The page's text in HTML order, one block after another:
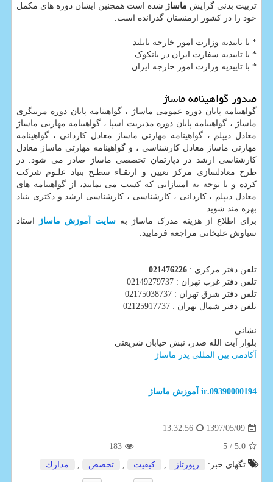
تربیت بدنی گرایش ماساژ شده است همچنین ایشان دوره های مکمل
خود را در کشور ارمنستان گذرانده است.
* با تاییدیه وزارت امور خارجه تایلند
* با تاییدیه سفارت ایران در بانکوک
* با تاییدیه وزارت امور خارجه ایران
صدور گواهینامه ماساژ
گواهینامه پایان دوره عمومی ماساژ ، گواهینامه پایان دوره مربیگری
ماساژ ، گواهینامه پایان دوره مدیریت اسپا ، گواهینامه مهارتی ماساژ
معادل دیپلم ، گواهینامه مهارتی ماساژ معادل کاردانی ، گواهینامه
مهارتی ماساژ معادل کارشناسی ، و گواهینامه مهارتی ماساژ معادل
کارشناسی ارشد در دپارتمان تخصصی ماساژ صادر می شود. در
طرح معادلسازی مركز تعيين و ارتقـاء سطـح بنياد علـوم شركت
كرده و با توجه به امتيازاتی كه كسب می نماييد، از گواهينامه های
معادل ديپلم ، كاردانی ، كارشناسی ، كارشناسی ارشد و دكتری بنياد
بهره مند شويد.
برای اطلاع از هزینه مدرک ماساژ به سایت آموزش ماساژ
استاد
سیاوش علیخانی مراجعه فرمایید.
تلفن دفتر مرکزی : 021476226
تلفن دفتر غرب تهران : 02149279737
تلفن دفتر شرق تهران : 02175038737
تلفن دفتر شمال تهران : 02125917737
نشانی
بلوار آیت الله صدر، نبش خیابان شریعتی
آکادمی بین المللی پدر ماساژ
09390000194.ir آموزش ماساژ
1397/05/09
13:32:56
5.0
/ 5
183
تگهای خبر:
رپورتاژ , كیفیت , تخصص , مدارك